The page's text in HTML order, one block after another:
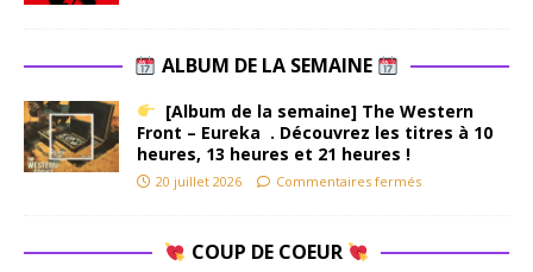
ALBUM DE LA SEMAINE
[Album de la semaine] The Western
Front – Eureka . Découvrez les titres à 10
heures, 13 heures et 21 heures !
20 juillet 2026 Commentaires fermés
COUP DE COEUR